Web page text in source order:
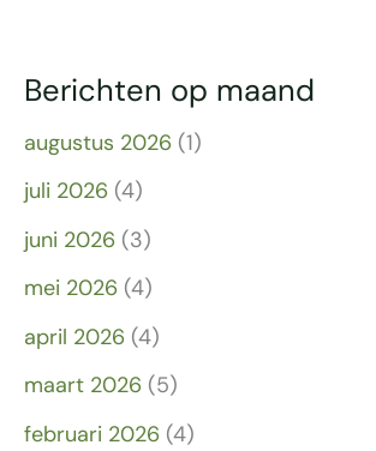
Berichten op maand
augustus 2026 (1)
juli 2026 (4)
juni 2026 (3)
mei 2026 (4)
april 2026 (4)
maart 2026 (5)
februari 2026 (4)